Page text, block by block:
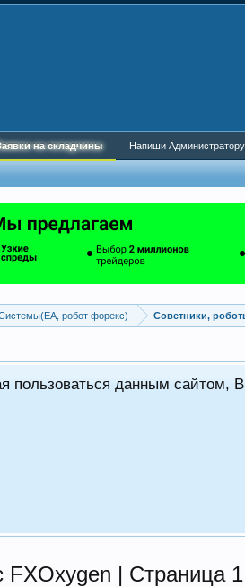
робот форекс) Советники,
пользоваться данным
FXOxygen | Страница 1
на складчины Напиши Администратору